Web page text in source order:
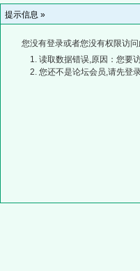
提示信息 »
您没有登录或者您没有权限访
读取数据错误,原因：您要
您还不是论坛会员,请先登